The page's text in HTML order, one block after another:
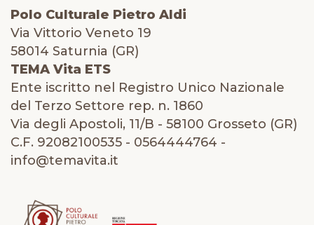
Polo Culturale Pietro Aldi
Via Vittorio Veneto 19
58014 Saturnia (GR)
TEMA Vita ETS
Ente iscritto nel Registro Unico Nazionale
del Terzo Settore rep. n. 1860
Via degli Apostoli, 11/B - 58100 Grosseto (GR)
C.F. 92082100535 - 0564444764 -
info@temavita.it